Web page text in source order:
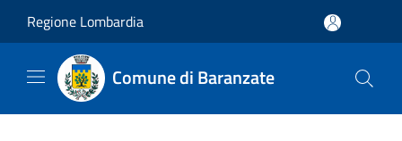
Regione Lombardia
Comune di Baranzate